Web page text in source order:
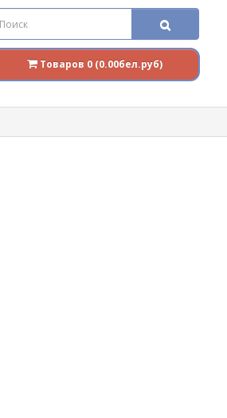
Товаров 0 (0.00бел.руб)